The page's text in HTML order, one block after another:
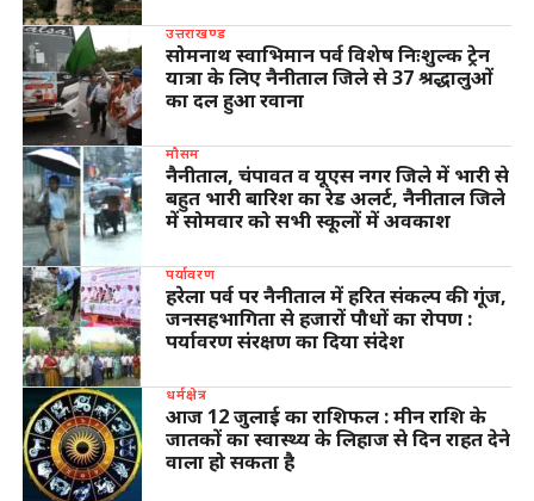
उत्तराखण्ड
सोमनाथ स्वाभिमान पर्व विशेष निःशुल्क ट्रेन
यात्रा के लिए नैनीताल जिले से 37 श्रद्धालुओं
का दल हुआ रवाना
मौसम
नैनीताल, चंपावत व यूएस नगर जिले में भारी से
बहुत भारी बारिश का रेड अलर्ट, नैनीताल जिले
में सोमवार को सभी स्कूलों में अवकाश
पर्यावरण
हरेला पर्व पर नैनीताल में हरित संकल्प की गूंज,
जनसहभागिता से हजारों पौधों का रोपण :
पर्यावरण संरक्षण का दिया संदेश
धर्मक्षेत्र
आज 12 जुलाई का राशिफल : मीन राशि के
जातकों का स्वास्थ्य के लिहाज से दिन राहत देने
वाला हो सकता है